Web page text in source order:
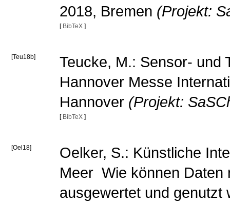
2018, Bremen (Projekt:
[ BibTeX ]
[Teu18b]
Teucke, M.: Sensor- und
Hannover Messe
Hannover (Projekt:
[ BibTeX ]
[Oel18]
Oelker, S.: Künstliche
Meer  Wie können
ausgewertet und genutzt